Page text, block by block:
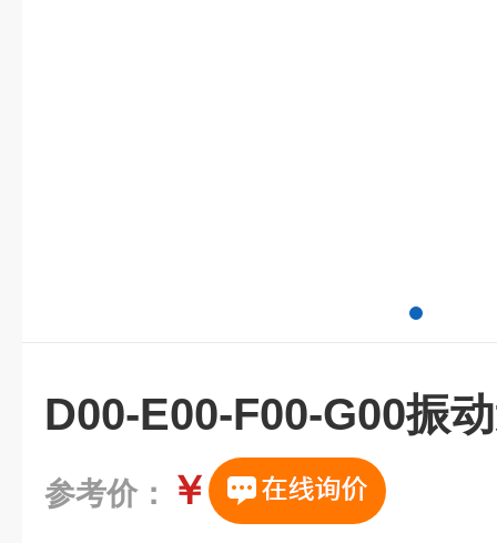
D00-E00-F00-G00振
参考价： ￥